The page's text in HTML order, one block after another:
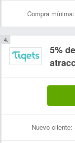
Compra mínima:
5%
Nuevo cliente: